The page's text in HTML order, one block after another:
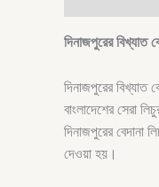
দিনাজপুরের বিখ্যাত
দিনাজপুরের বিখ্যাত
বাংলাদেশের সেরা
দিনাজপুরের
দেওয়া হয়।